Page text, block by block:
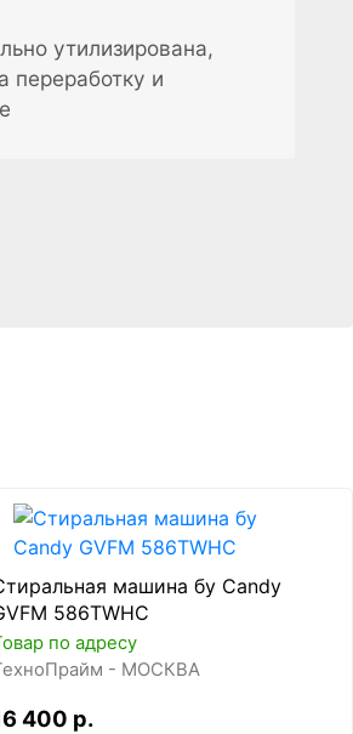
утилизирована,
переработку и
машина бу Candy
586TWHC
по адресу
- МОСКВА
400 р.